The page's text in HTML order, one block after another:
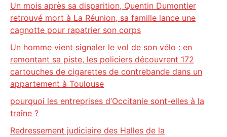
Un mois après sa disparition, Quentin Dumontier
retrouvé mort à La Réunion, sa famille lance une
cagnotte pour rapatrier son corps
Un homme vient signaler le vol de son vélo : en
remontant sa piste, les policiers découvrent 172
cartouches de cigarettes de contrebande dans un
appartement à Toulouse
pourquoi les entreprises d’Occitanie sont-elles à la
traîne ?
Redressement judiciaire des Halles de la